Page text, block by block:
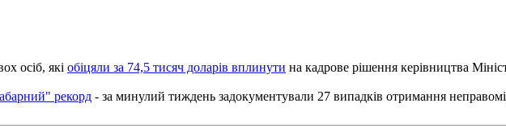
осіб, які обіцяли за 74,5 тисяч доларів вплинути на кадрове рішення керівництва
рекорд - за минулий тиждень задокументували 27 випадків отримання